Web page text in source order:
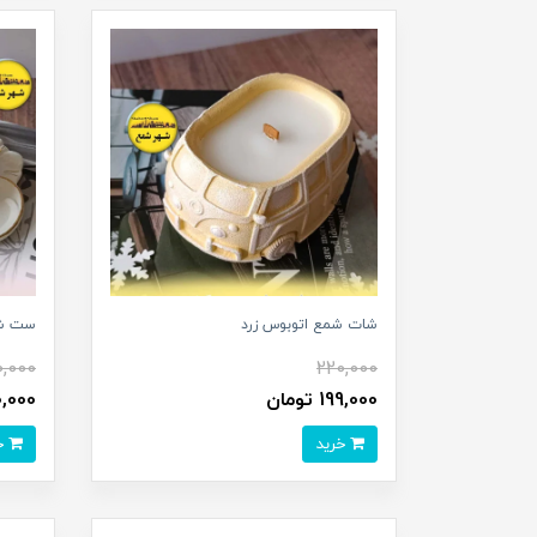
شات شمع اتوبوس زرد
220,000
199,000 تومان
ست